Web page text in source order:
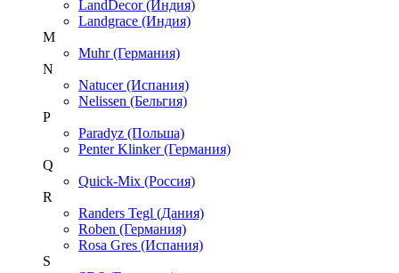
LandDecor (Индия)
Landgrace (Индия)
M
Muhr (Германия)
N
Natucer (Испания)
Nelissen (Бельгия)
P
Paradyz (Польша)
Penter Klinker (Германия)
Q
Quick-Mix (Россия)
R
Randers Tegl (Дания)
Roben (Германия)
Rosa Gres (Испания)
S